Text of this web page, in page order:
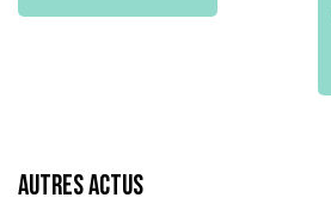
Autres Actus